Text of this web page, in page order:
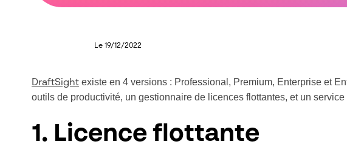
Le 19/12/2022
DraftSight existe en 4 versions : Professional, Premium, Enterprise et
outils de productivité, un gestionnaire de licences flottantes, et un service
1. Licence flottante